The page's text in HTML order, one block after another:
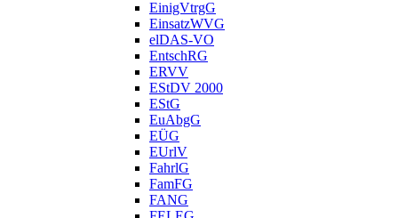
EinigVtrgG
EinsatzWVG
elDAS-VO
EntschRG
ERVV
EStDV 2000
EStG
EuAbgG
EÜG
EUrlV
FahrlG
FamFG
FANG